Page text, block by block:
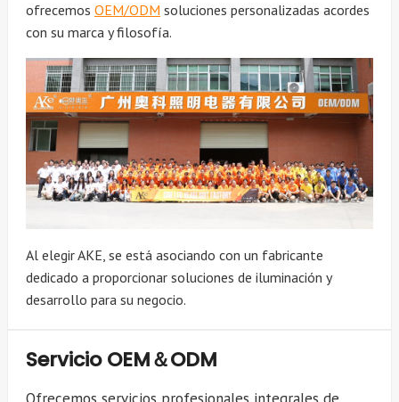
ofrecemos OEM/ODM soluciones personalizadas acordes
con su marca y filosofía.
Al elegir AKE, se está asociando con un fabricante
dedicado a proporcionar soluciones de iluminación y
desarrollo para su negocio.
Servicio OEM＆ODM